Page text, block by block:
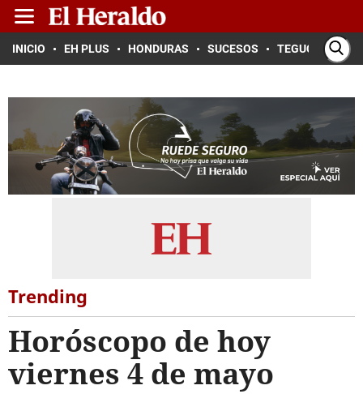
INICIO EH PLUS HONDURAS SUCESOS TEGUCIGALPA
Trending
Horóscopo de hoy
viernes 4 de mayo